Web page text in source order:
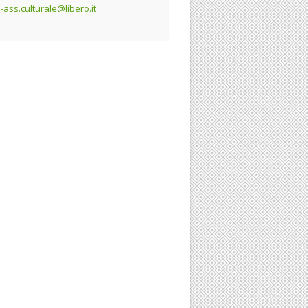
ass.culturale@libero.it